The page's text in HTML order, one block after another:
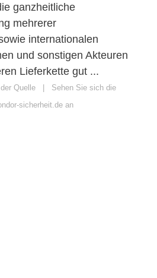
ganzheitliche
mehrerer
internationalen
und sonstigen Akteuren
Lieferkette gut ...
Quelle | Sehen Sie sich die
sicherheit.de an